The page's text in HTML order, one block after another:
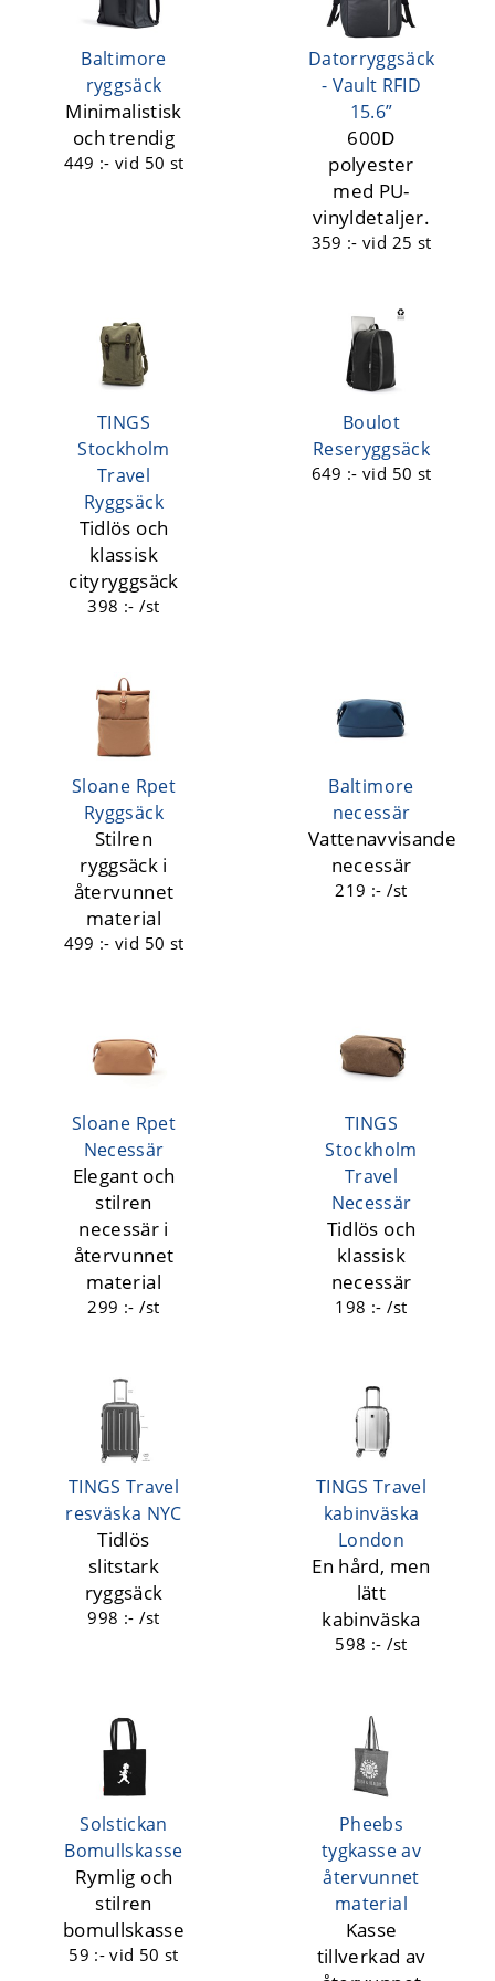
Baltimore
ryggsäck
Minimalistisk
och trendig
449 :-vid 50 st
Datorryggsäck
- Vault RFID
15.6”
600D
polyester
med PU-
vinyldetaljer.
359 :-vid 25 st
TINGS
Stockholm
Travel
Ryggsäck
Tidlös och
klassisk
cityryggsäck
398 :- /st
Boulot
Reseryggsäck
649 :-vid 50 st
Sloane Rpet
Ryggsäck
Stilren
ryggsäck i
återvunnet
material
499 :-vid 50 st
Baltimore
necessär
Vattenavvisande
necessär
219 :- /st
Sloane Rpet
Necessär
Elegant och
stilren
necessär i
återvunnet
material
299 :- /st
TINGS
Stockholm
Travel
Necessär
Tidlös och
klassisk
necessär
198 :- /st
TINGS Travel
resväska NYC
Tidlös
slitstark
ryggsäck
998 :- /st
TINGS Travel
kabinväska
London
En hård, men
lätt
kabinväska
598 :- /st
Solstickan
Bomullskasse
Rymlig och
stilren
bomullskasse
59 :-vid 50 st
Pheebs
tygkasse av
återvunnet
material
Kasse
tillverkad av